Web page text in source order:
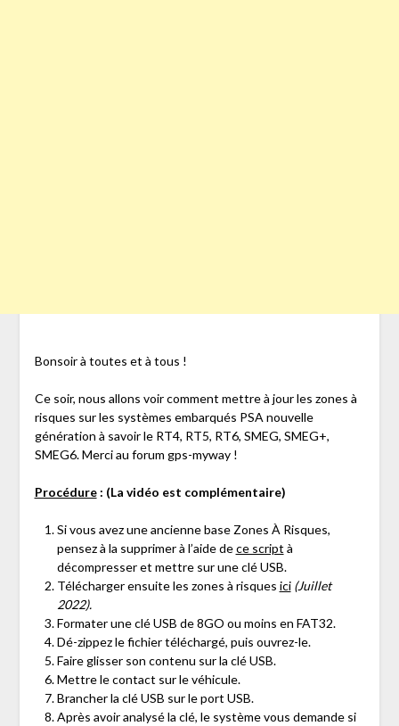
Bonsoir à toutes et à tous !
Ce soir, nous allons voir comment mettre à jour les zones à
risques sur les systèmes embarqués PSA nouvelle
génération à savoir le RT4, RT5, RT6, SMEG, SMEG+,
SMEG6. Merci au forum gps-myway !
Procédure: (La vidéo est complémentaire)
Si vous avez une ancienne base Zones À Risques,
pensez à la supprimer à l’aide dece script à
décompresser et mettre sur une clé USB.
Télécharger ensuite les zones à risques ici (Juillet
2022).
Formater une clé USB de 8GO ou moins en FAT32.
Dé-zippez le fichier téléchargé, puis ouvrez-le.
Faire glisser son contenu sur la clé USB.
Mettre le contact sur le véhicule.
Brancher la clé USB sur le port USB.
Après avoir analysé la clé, le système vous demande si